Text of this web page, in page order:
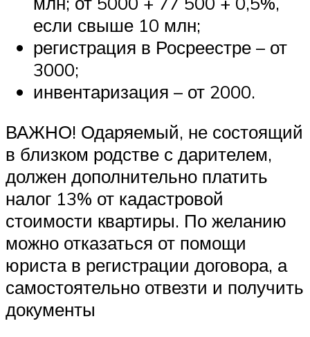
если свыше 10 млн;
регистрация в Росреестре – от
3000;
инвентаризация – от 2000.
ВАЖНО! Одаряемый, не состоящий
в близком родстве с дарителем,
должен дополнительно платить
налог 13% от кадастровой
стоимости квартиры. По желанию
можно отказаться от помощи
юриста в регистрации договора, а
самостоятельно отвезти и получить
документы